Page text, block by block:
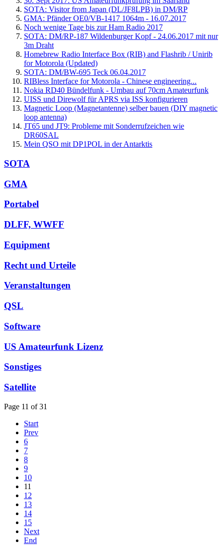
SOTA: Visitor from Japan (DL/JF8LPB) in DM/RP
GMA: Pfänder OE0/VB-1417 1064m - 16.07.2017
Noch wenige Tage bis zur Ham Radio 2017
SOTA: DM/RP-187 Wildenburger Kopf - 24.06.2017 mit nur
3m Draht
Homebrew Radio Interface Box (RIB) and Flashrib / Unirib
for Motorola (Updated)
SOTA: DM/BW-695 Teck 06.04.2017
RIBless Interface for Motorola - Chinese engineering...
Nokia RD40 Bündelfunk - Umbau auf 70cm Amateurfunk
UISS und Direwolf für APRS via ISS konfigurieren
Magnetic Loop (Magnetantenne) selber bauen (DIY magnetic
loop antenna)
JT65 und JT9: Probleme mit Sonderrufzeichen wie
DR60SAL
Mein QSO mit DP1POL in der Antarktis
SOTA
GMA
Portabel
DLFF, WWFF
Equipment
Recht und Urteile
Veranstaltungen
QSL
Software
US Amateurfunk Lizenz
Sonstiges
Satellite
Page 11 of 31
Start
Prev
6
7
8
9
10
11
12
13
14
15
Next
End